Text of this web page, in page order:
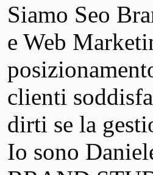
Siamo Seo
e Web
clienti
dirti se la
Io sono